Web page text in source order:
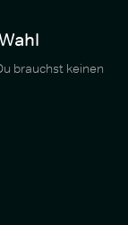
brauchst keinen